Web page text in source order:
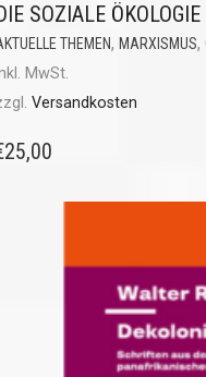
SOZIALE
THEMEN, MARXISMUS,
MwSt.
Versandkosten
25,00